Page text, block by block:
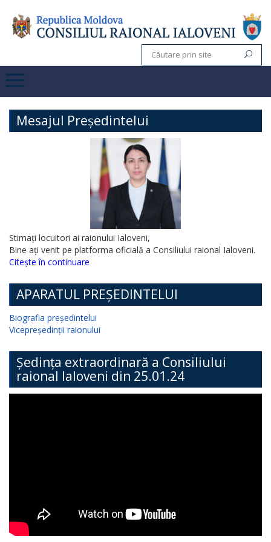
Mesajul Președintelui
Stimați locuitori ai raionului Ialoveni,
Bine ați venit pe platforma oficială a Consiliului raional Ialoveni.
Citește în continuare
APARATUL PREȘEDINTELUI
Biografia președintelui
Vicepreședinții raionului
Ședința extraordinară a Consiliului
raional Ialoveni din 25.01.24